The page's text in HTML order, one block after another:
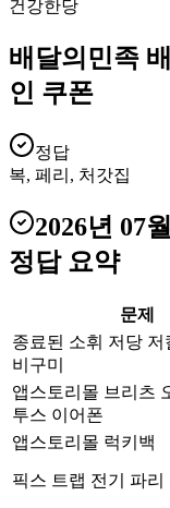
건강한당
배달의민족
인 쿠폰
정답
복, 페리, 처갓집
2026년 07
정답 요약
문제
종료된 소휘 저당
비구미
앱스토리몰 브리츠
투스 이어폰
앱스토리몰 럭키백
픽스 트랩 전기 파리